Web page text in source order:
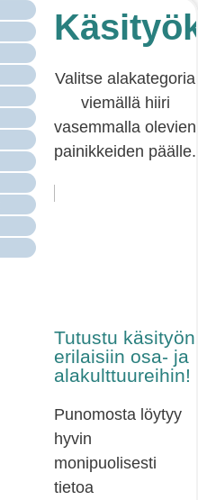
Valitse alakategoria
viemällä hiiri
vasemmalla olevien
painikkeiden päälle.
Tutustu käsityön
erilaisiin osa- ja
alakulttuureihin!
Punomosta löytyy
hyvin
monipuolisesti
tietoa